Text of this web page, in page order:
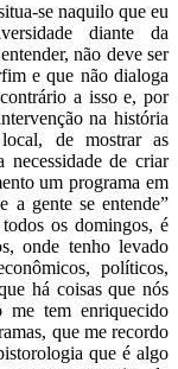
se naquilo que eu
diante da
não deve ser
e que não dialoga
a isso e, por
na história
de mostrar as
necessidade de criar
um programa em
a gente se entende”
os domingos, é
onde tenho levado
políticos,
há coisas que nós
tem enriquecido
que me recordo
que é algo